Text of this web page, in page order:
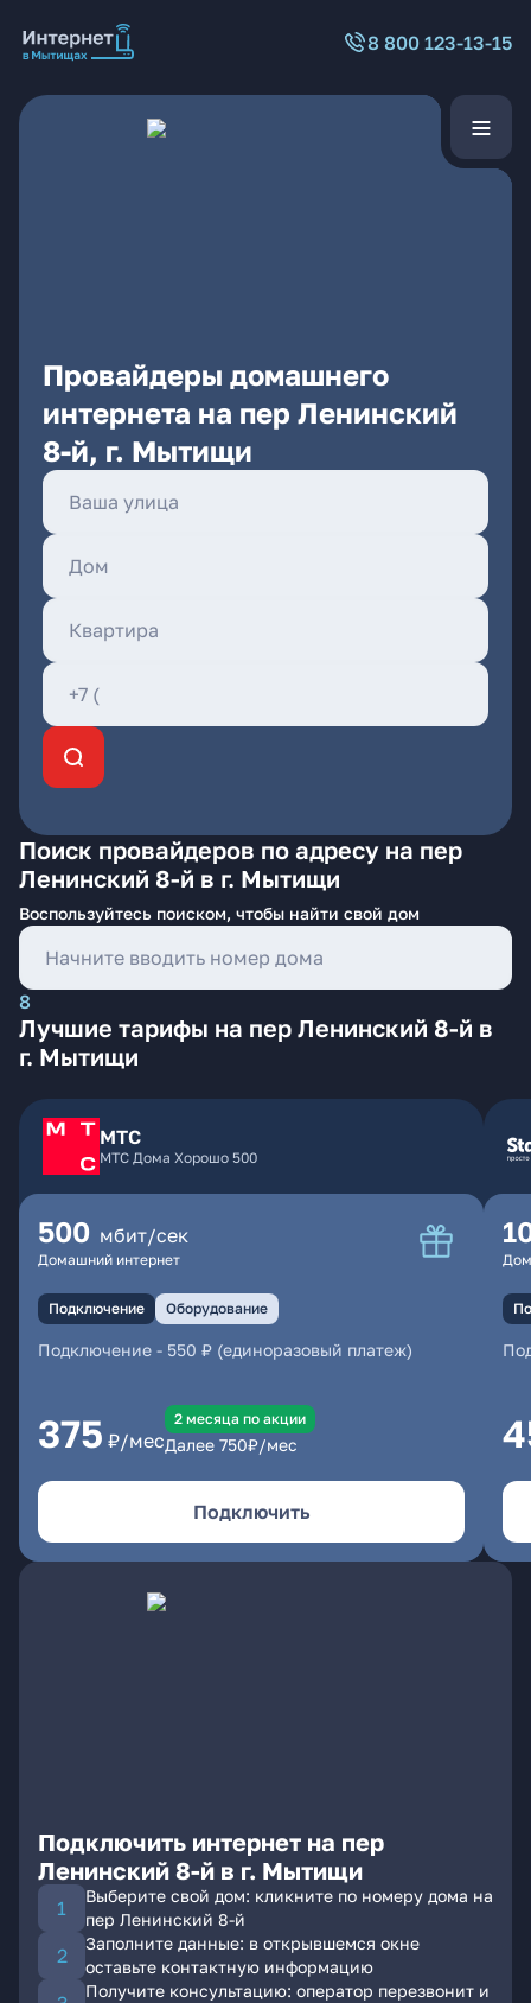
8 800 123-13-15
Провайдеры домашнего
интернета на пер Ленинский
8-й, г. Мытищи
Поиск провайдеров по адресу на пер
Ленинский 8-й в г. Мытищи
Воспользуйтесь поиском, чтобы найти свой дом
8
Лучшие тарифы на пер Ленинский 8-й в
г. Мытищи
МТС
МТС Дома Хорошо 500
500 мбит/сек
Домашний интернет
Подключение Оборудование
Подключение - 550 ₽ (единоразовый платеж)
375 ₽/мес
2 месяцa по акции
Далее 750₽/мес
Подключить
Подключить интернет на пер
Ленинский 8-й в г. Мытищи
Выберите свой дом: кликните по номеру дома на
пер Ленинский 8-й
Заполните данные: в открывшемся окне
оставьте контактную информацию
Получите консультацию: оператор перезвонит и